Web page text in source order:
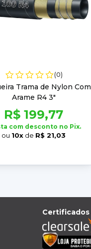
(0)
Trama de Nylon Com
Arame R4 3"
R$ 199,77
com desconto no Pix.
ou 10x de R$ 21,03
Certificados